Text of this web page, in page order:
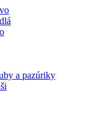
a pazúriky